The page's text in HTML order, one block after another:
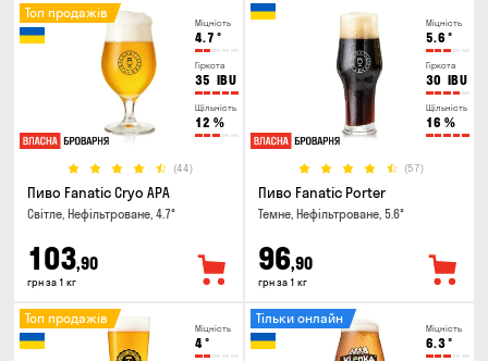
Міцність
4.7 °
Гіркота
35 IBU
Щільність
12 %
(44)
Топ продажів
Пиво Fanatic Cryo APA
Світле, Нефільтроване, 4.7°
103,90
грн за 1 кг
Міцність
5.6 °
Гіркота
30 IBU
Щільність
16 %
(57)
Пиво Fanatic Porter
Темне, Нефільтроване, 5.6°
96,90
грн за 1 кг
Міцність
4°
Топ продажів
Міцність
6.3°
Тільки онлайн